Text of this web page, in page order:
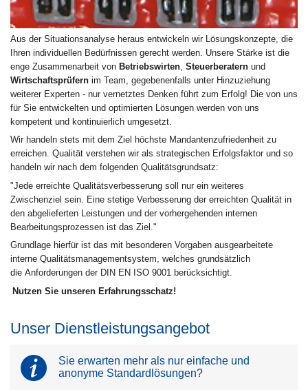
Aus der Situationsanalyse heraus entwickeln wir Lösungskonzepte, die
Ihren individuellen Bedürfnissen gerecht werden. Unsere Stärke ist die
enge Zusammenarbeit von Betriebswirten Steuerberatern und
Wirtschaftsprüfern im Team, gegebenenfalls unter Hinzuziehung
weiterer Experten - nur vernetztes Denken führt zum Erfolg! Die von uns
für Sie entwickelten und optimierten Lösungen werden von uns
kompetent und kontinuierlich umgesetzt.
Wir handeln stets mit dem Ziel höchste Mandantenzufriedenheit zu
erreichen. Qualität verstehen wir als strategischen Erfolgsfaktor und so
handeln wir nach dem folgenden Qualitätsgrundsatz:
"Jede erreichte Qualitätsverbesserung soll nur ein weiteres
Zwischenziel sein. Eine stetige Verbesserung der erreichten Qualität in
den abgelieferten Leistungen und der vorhergehenden internen
Bearbeitungsprozessen ist das Ziel."
Grundlage hierfür ist das mit besonderen Vorgaben ausgearbeitete
interne Qualitätsmanagementsystem, welches grundsätzlich
die Anforderungen der DIN EN ISO 9001 berücksichtigt.
Nutzen Sie unseren Erfahrungsschatz!
Unser Dienstleistungsangebot
Sie erwarten mehr als nur einfache und
anonyme Standardlösungen?